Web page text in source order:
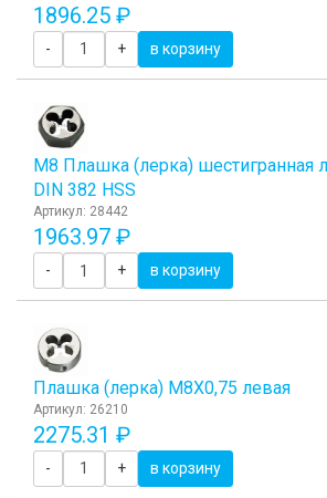
1896.25 ₽
- + в корзину
М8 Плашка (лерка) шестигранная
DIN 382 HSS
Артикул: 28442
1963.97 ₽
- + в корзину
Плашка (лерка) М8Х0,75 левая
Артикул: 26210
2275.31 ₽
- + в корзину